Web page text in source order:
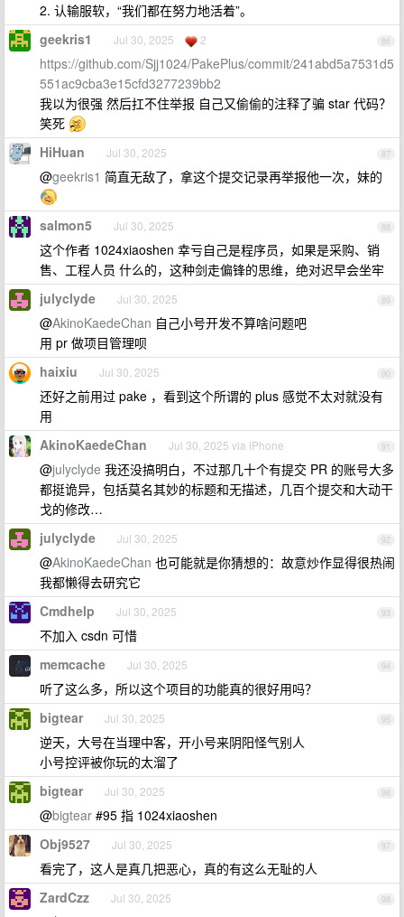
2. 认输服软，“我们都在努力地活着”。
86
geekris1 Jul 30, 2025 2
https://github.com/Sjj1024/PakePlus/commit/241abd5a7531d5
551ac9cba3e15cfd3277239bb2
我以为很强 然后扛不住举报 自己又偷偷的注释了骗 star 代码？
笑死
87
HiHuan Jul 30, 2025
@geekris1 简直无敌了，拿这个提交记录再举报他一次，妹的
88
salmon5 Jul 30, 2025
这个作者 1024xiaoshen 幸亏自己是程序员，如果是采购、销
售、工程人员 什么的，这种剑走偏锋的思维，绝对迟早会坐牢
89
julyclyde Jul 30, 2025
@AkinoKaedeChan 自己小号开发不算啥问题吧
用 pr 做项目管理呗
90
haixiu Jul 30, 2025
还好之前用过 pake ，看到这个所谓的 plus 感觉不太对就没有
用
91
AkinoKaedeChan Jul 30, 2025 via iPhone
@julyclyde 我还没搞明白，不过那几十个有提交 PR 的账号大多
都挺诡异，包括莫名其妙的标题和无描述，几百个提交和大动干
戈的修改…
92
julyclyde Jul 30, 2025
@AkinoKaedeChan 也可能就是你猜想的：故意炒作显得很热闹
我都懒得去研究它
93
Cmdhelp Jul 30, 2025
不加入 csdn 可惜
94
memcache Jul 30, 2025
听了这么多，所以这个项目的功能真的很好用吗？
95
bigtear Jul 30, 2025
逆天，大号在当理中客，开小号来阴阳怪气别人
小号控评被你玩的太溜了
96
bigtear Jul 30, 2025
@bigtear #95 指 1024xiaoshen
97
Obj9527 Jul 30, 2025
看完了，这人是真几把恶心，真的有这么无耻的人
98
ZardCzz Jul 30, 2025